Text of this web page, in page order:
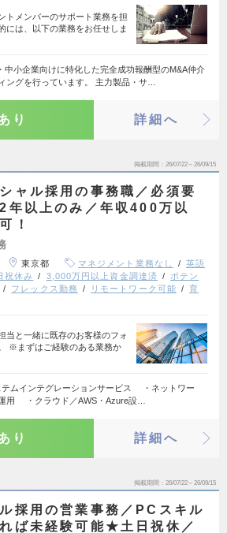
トメンバーのサポート業務を担
には、以下の業務をお任せしま
中小企業向けに特化した完全成功報酬型のM&A仲介
ングを行っています。 主力製品・サ…
り 詳細へ
掲載期間 26/07/22～26/09/15
ャル採用の事務職／必須要
年以上のみ／年収400万以
！
東京都 マネジメント業務なし
英語
祝休み 3,000万円以上資金調達済
ポテン
フレックス勤務 リモートワーク可能
育
当と一緒に既存のお客様のフォ
※まずはご経験のある業務か
テムインテグレーションサービス ・ネットワー
用 ・クラウド／AWS・Azure設…
り 詳細へ
掲載期間 26/07/22～26/09/15
採用の営業事務／PCスキル
ば未経験可能★土日祝休／